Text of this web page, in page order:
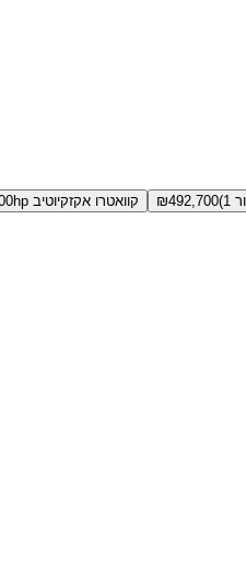
₪492,700 קוואטרו אקזקיוטיב 300hp (דור 1)